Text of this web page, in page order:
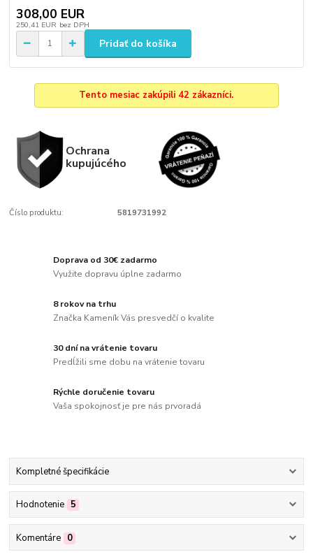
308,00 EUR
250,41 EUR bez DPH
Pridať do košíka
Tento mesiac zakúpili 42 zákazníci.
Ochrana
kupujúcého
Číslo produktu: 5819731992
Doprava od 30€ zadarmo
Využite dopravu úplne zadarmo
8 rokov na trhu
Značka Kameník Vás presvedčí o kvalite
30 dní na vrátenie tovaru
Predĺžili sme dobu na vrátenie tovaru
Rýchle doručenie tovaru
Vaša spokojnosť je pre nás prvoradá
Kompletné špecifikácie
Hodnotenie 5
Komentáre 0